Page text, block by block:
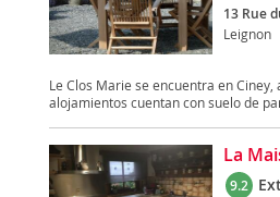
13 Rue
Leignon
Le Clos Marie se encuentra en
alojamientos cuentan con suelo de
La
9.2